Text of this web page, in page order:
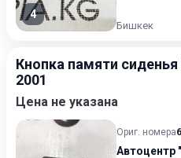
4
Бишкек
Кнопка памяти сиденья
2001
Цена не указана
Ориг. номера
Автоцентр